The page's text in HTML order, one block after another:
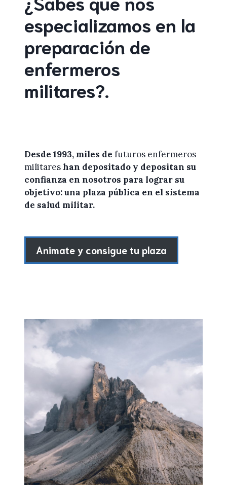
especializamos en la
preparación de
enfermeros
militares?.
Desde 1993, miles de futuros enfermeros
militareshan depositado y depositan su
confianza en nosotros para lograr su
objetivo: una plaza pública en el sistema
de salud militar.
Animate y consigue tu plaza